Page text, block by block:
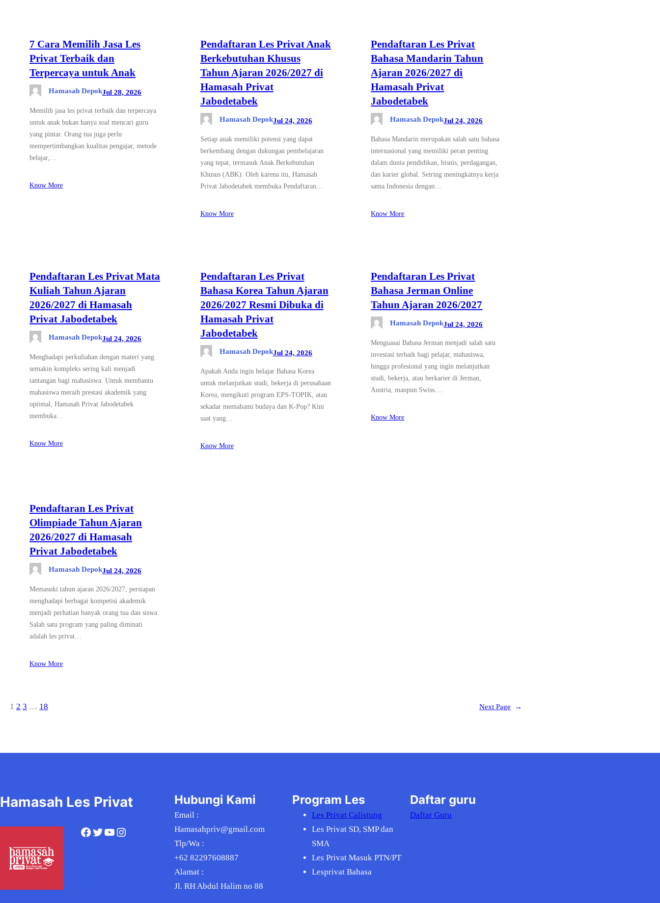
7 Cara Memilih Jasa Les
Privat Terbaik dan
Terpercaya untuk Anak
Hamasah DepokJul 28, 2026
Memilih jasa les privat terbaik dan terpercaya
untuk anak bukan hanya soal mencari guru
yang pintar. Orang tua juga perlu
mempertimbangkan kualitas pengajar, metode
belajar,…
Know More
Pendaftaran Les Privat Anak
Berkebutuhan Khusus
Tahun Ajaran 2026/2027 di
Hamasah Privat
Jabodetabek
Hamasah DepokJul 24, 2026
Setiap anak memiliki potensi yang dapat
berkembang dengan dukungan pembelajaran
yang tepat, termasuk Anak Berkebutuhan
Khusus (ABK). Oleh karena itu, Hamasah
Privat Jabodetabek membuka Pendaftaran…
Know More
Pendaftaran Les Privat
Bahasa Mandarin Tahun
Ajaran 2026/2027 di
Hamasah Privat
Jabodetabek
Hamasah DepokJul 24, 2026
Bahasa Mandarin merupakan salah satu bahasa
internasional yang memiliki peran penting
dalam dunia pendidikan, bisnis, perdagangan,
dan karier global. Seiring meningkatnya kerja
sama Indonesia dengan…
Know More
Pendaftaran Les Privat Mata
Kuliah Tahun Ajaran
2026/2027 di Hamasah
Privat Jabodetabek
Hamasah DepokJul 24, 2026
Menghadapi perkuliahan dengan materi yang
semakin kompleks sering kali menjadi
tantangan bagi mahasiswa. Untuk membantu
mahasiswa meraih prestasi akademik yang
optimal, Hamasah Privat Jabodetabek
membuka…
Know More
Pendaftaran Les Privat
Bahasa Korea Tahun Ajaran
2026/2027 Resmi Dibuka di
Hamasah Privat
Jabodetabek
Hamasah DepokJul 24, 2026
Apakah Anda ingin belajar Bahasa Korea
untuk melanjutkan studi, bekerja di perusahaan
Korea, mengikuti program EPS-TOPIK, atau
sekadar memahami budaya dan K-Pop? Kini
saat yang…
Know More
Pendaftaran Les Privat
Bahasa Jerman Online
Tahun Ajaran 2026/2027
Hamasah DepokJul 24, 2026
Menguasai Bahasa Jerman menjadi salah satu
investasi terbaik bagi pelajar, mahasiswa,
hingga profesional yang ingin melanjutkan
studi, bekerja, atau berkarier di Jerman,
Austria, maupun Swiss.…
Know More
Pendaftaran Les Privat
Olimpiade Tahun Ajaran
2026/2027 di Hamasah
Privat Jabodetabek
Hamasah DepokJul 24, 2026
Memasuki tahun ajaran 2026/2027, persiapan
menghadapi berbagai kompetisi akademik
menjadi perhatian banyak orang tua dan siswa.
Salah satu program yang paling diminati
adalah les privat…
Know More
1 2 3 … 18 Next Page →
Hamasah Les Privat
Facebook Twitter YouTube Instagram
Hubungi Kami
Email :
Hamasahpriv@gmail.com
Tlp/Wa :
+62 82297608887
Alamat :
Jl. RH Abdul Halim no 88
Program Les
Les Privat Calistung
Les Privat SD, SMP dan
SMA
Les Privat Masuk PTN/PT
Lesprivat Bahasa
Daftar guru
Daftar Guru